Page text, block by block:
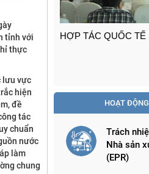
tỉnh với
thực
lưu vực
hiện
đề
tác
chuẩn
nước
làm
chung
Xem thêm
TRỢ GIÁ VÀ HỖ
HOẠT
Trách
Nhà sản
(EPR)